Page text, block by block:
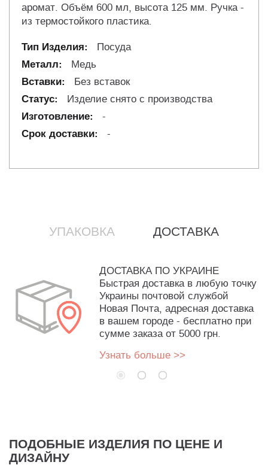
аромат. Объём 600 мл, высота 125 мм. Ручка -
из термостойкого пластика.
Посуда
Медь
Без вставок
Изделие снято с производства
-
-
УПАКОВКА ДОСТАВКА
ДОСТАВКА ПО УКРАИНЕ
Быстрая доставка в любую точку
Украины почтовой службой
Новая Почта, адресная доставка
в вашем городе - бесплатно при
сумме заказа от 5000 грн.
Узнать больше >>
ПОДОБНЫЕ ИЗДЕЛИЯ ПО ЦЕНЕ И
ДИЗАЙНУ